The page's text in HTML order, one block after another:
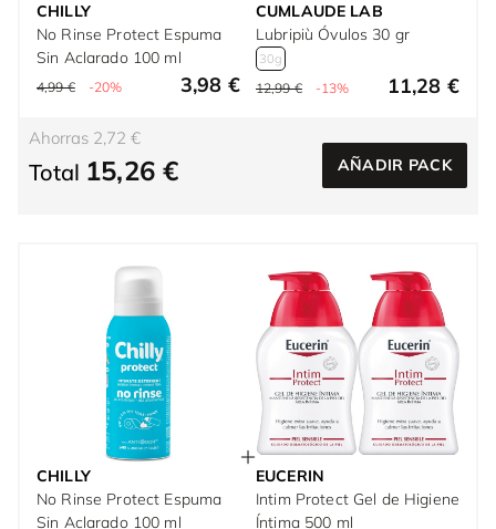
CHILLY
No Rinse Protect Espuma
Sin Aclarado 100 ml
4,99 € -20% 3,98 €
CUMLAUDE LAB
Lubripiù Óvulos 30 gr
30g
12,99 € -13% 11,28 €
Ahorras 2,72 €
Total 15,26 € AÑADIR PACK
CHILLY
No Rinse Protect Espuma
Sin Aclarado 100 ml
EUCERIN
Intim Protect Gel de Higiene
Íntima 500 ml